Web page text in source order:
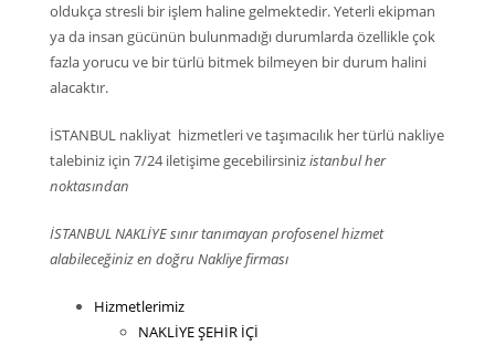
oldukça stresli bir işlem haline gelmektedir. Yeterli ekipman
ya da insan gücünün bulunmadığı durumlarda özellikle çok
fazla yorucu ve bir türlü bitmek bilmeyen bir durum halini
alacaktır.
İSTANBUL nakliyat hizmetleri ve taşımacılık her türlü nakliye
talebiniz için 7/24 iletişime gecebilirsinizistanbul her
noktasından
İSTANBUL NAKLİYE sınır tanımayan profosenel hizmet
alabileceğiniz en doğru Nakliye firması
Hizmetlerimiz
NAKLİYE ŞEHİR İÇİ